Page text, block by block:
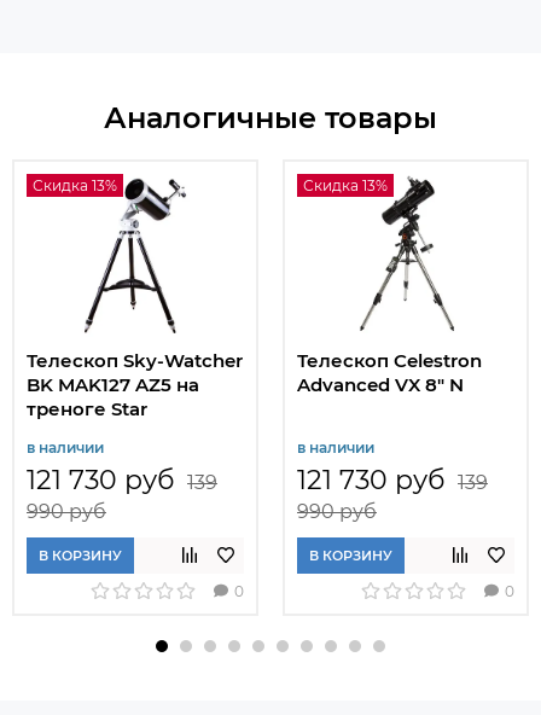
Аналогичные товары
Скидка 13%
Телескоп Sky-Watcher
BK MAK127 AZ5 на
треноге Star
в наличии
121 730 руб 139
990 руб
В КОРЗИНУ
0
Скидка 13%
Телескоп Celestron
Advanced VX 8" N
в наличии
121 730 руб 139
990 руб
В КОРЗИНУ
0